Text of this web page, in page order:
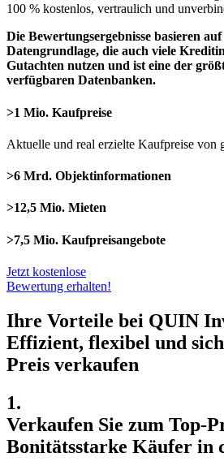
100 % kostenlos, vertraulich und
Die Bewertungsergebnisse basieren
Datengrundlage, die auch viele
Gutachten nutzen und ist eine der
verfügbaren Datenbanken.
>1 Mio. Kaufpreise
Aktuelle und real erzielte Kaufpreise von
>6 Mrd. Objektinformationen
>12,5 Mio. Mieten
>7,5 Mio. Kaufpreisangebote
Jetzt kostenlose
Bewertung erhalten!
Ihre Vorteile bei QUIN
Effizient, flexibel und
Preis verkaufen
1.
Verkaufen Sie zum Top-
Bonitätsstarke Käufer in